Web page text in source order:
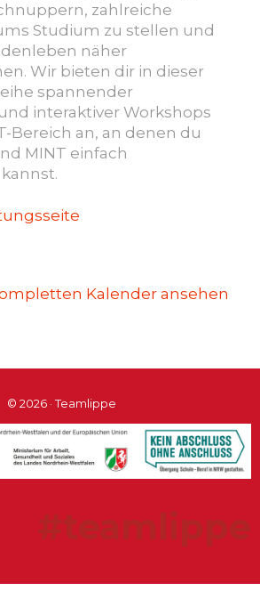
zahlreiche
Studium zu stellen und
näher
Wir bieten dir in dieser
spannender
interaktiver Workshops
Bereich an, an denen du
MINT einfach
Kalender ansehen
© 2026 · Teamlippe
#teamlippe